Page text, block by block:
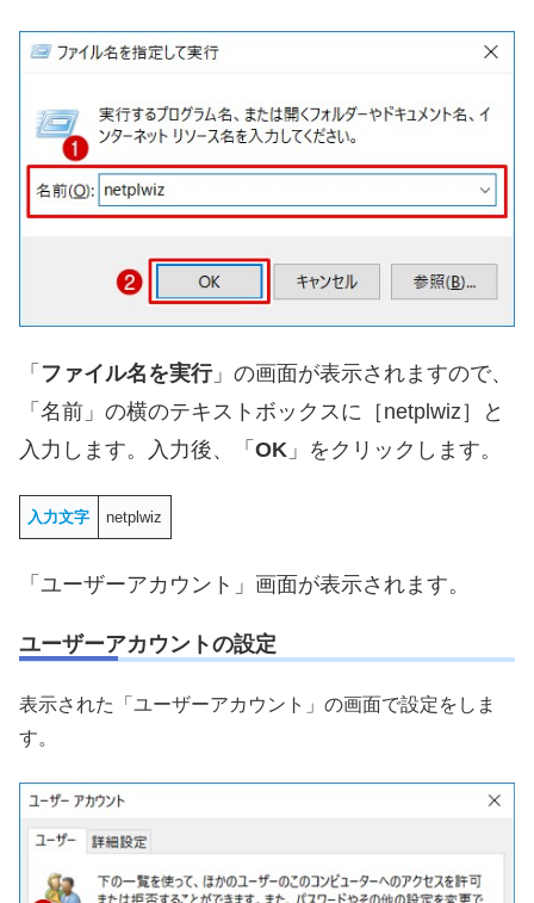
「 ファイル名を実行」の画面が表示されますので、
「名前」の横のテキストボックスに［netplwiz］と
入力します。入力後、「 OK 」をクリックします。
入力文字 netplwiz
「ユーザーアカウント」画面が表示されます。
ユーザーアカウントの設定
表示された「ユーザーアカウント」の画面で設定をしま
す。